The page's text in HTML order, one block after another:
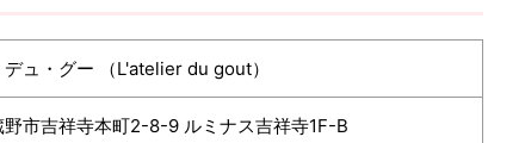
ュ・グー （L'atelier du gout）
野市吉祥寺本町2-8-9 ルミナス吉祥寺1F-B